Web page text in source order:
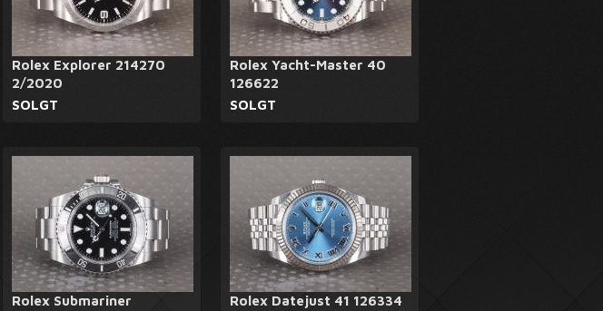
Rolex Explorer 214270
2/2020
SOLGT
Rolex Yacht-Master 40
126622
SOLGT
Rolex Submariner Rolex Datejust 41 126334